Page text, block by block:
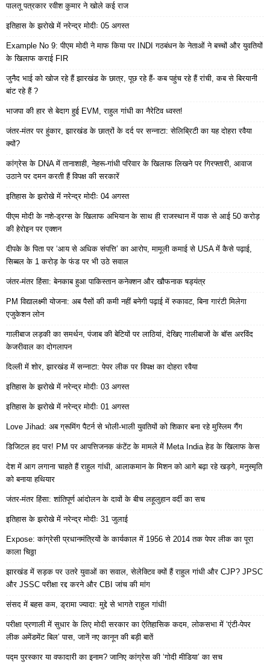
पालतू पत्रकार रवीश कुमार ने खोले कई राज
इतिहास के झरोखे में नरेन्द्र मोदीः 05 अगस्त
Example No 9: पीएम मोदी ने माफ किया पर INDI गठबंधन के नेताओं ने बच्चों और युवतियों
के खिलाफ कराई FIR
जुनैद भाई को खोज रहे हैं झारखंड के छात्र, पूछ रहे हैं- कब पहुंच रहे हैं रांची, कब से बिरयानी
बांट रहे हैं ?
भाजपा की हार से बेदाग हुई EVM, राहुल गांधी का नैरेटिव ध्वस्त!
जंतर-मंतर पर हुंकार, झारखंड के छात्रों के दर्द पर सन्नाटा: सेलिब्रिटी का यह दोहरा रवैया
क्यों?
कांग्रेस के DNA में तानाशाही, नेहरू-गांधी परिवार के खिलाफ लिखने पर गिरफ्तारी, आवाज
उठाने पर दमन करती हैं विपक्ष की सरकारें
इतिहास के झरोखे में नरेन्द्र मोदीः 04 अगस्त
पीएम मोदी के नशे-ड्रग्स के खिलाफ अभियान के साथ ही राजस्थान में पाक से आई 50 करोड़
की हेरोइन पर एक्शन
दीपके के पिता पर ‘आय से अधिक संपत्ति’ का आरोप, मामूली कमाई से USA में कैसे पढ़ाई,
सिब्बल के 1 करोड़ के फंड पर भी उठे सवाल
जंतर-मंतर हिंसा: बेनकाब हुआ पाकिस्तान कनेक्शन और खौफनाक षड्यंत्र
PM विद्यालक्ष्मी योजना: अब पैसों की कमी नहीं बनेगी पढ़ाई में रुकावट, बिना गारंटी मिलेगा
एजुकेशन लोन
गालीबाज लड़की का समर्थन, पंजाब की बेटियों पर लाठियां, देखिए गालीबाजों के बॉस अरविंद
केजरीवाल का दोगलापन
दिल्ली में शोर, झारखंड में सन्नाटा: पेपर लीक पर विपक्ष का दोहरा रवैया
इतिहास के झरोखे में नरेन्द्र मोदीः 03 अगस्त
इतिहास के झरोखे में नरेन्द्र मोदीः 01 अगस्त
Love Jihad: अब ग्रूमिंग पैटर्न से भोली-भाली युवतियों को शिकार बना रहे मुस्लिम गैंग
डिजिटल हद पार! PM पर आपत्तिजनक कंटेंट के मामले में Meta India हेड के खिलाफ केस
देश में आग लगाना चाहते हैं राहुल गांधी, आलाकमान के मिशन को आगे बढ़ा रहे खड़गे, मनुस्मृति
को बनाया हथियार
जंतर-मंतर हिंसा: शांतिपूर्ण आंदोलन के दावों के बीच लहूलुहान वर्दी का सच
इतिहास के झरोखे में नरेन्द्र मोदीः 31 जुलाई
Expose: कांग्रेसी प्रधानमंत्रियों के कार्यकाल में 1956 से 2014 तक पेपर लीक का पूरा
काला चिठ्ठा
झारखंड में सड़क पर उतरे युवाओं का सवाल, सेलेक्टिव क्यों हैं राहुल गांधी और CJP? JPSC
और JSSC परीक्षा रद्द करने और CBI जांच की मांग
संसद में बहस कम, ड्रामा ज्यादा: मुद्दे से भागते राहुल गांधी!
परीक्षा प्रणाली में सुधार के लिए मोदी सरकार का ऐतिहासिक कदम, लोकसभा में ‘एंटी-पेपर
लीक अमेंडमेंट बिल’ पास, जानें नए कानून की बड़ी बातें
पद्म पुरस्कार या वफादारी का इनाम? जानिए कांग्रेस की ‘गोदी मीडिया’ का सच